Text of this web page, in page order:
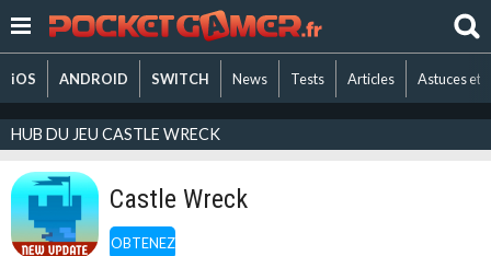
iOS ANDROID SWITCH News Tests Articles Astuces et
HUB DU JEU CASTLE WRECK
OBTENEZ
Castle Wreck